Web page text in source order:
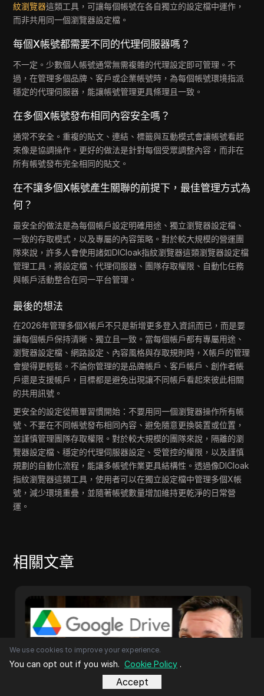
紋瀏覽器這類工具，可讓每個帳號在各自獨立的設定檔中運作，
而非共用同一個瀏覽器設定檔。
每個X帳號都需要不同的代理伺服器嗎？
不一定。少數個人帳號通常無需複雜的代理設定即可管理。不
過，在管理多個品牌、客戶或企業帳號時，為每個帳號環境指派
穩定的代理伺服器，能讓帳號管理更具條理且一致。
在多個X帳號發布相同內容安全嗎？
通常不安全。重複的貼文、連結、標籤與互動模式會讓帳號看起
來像是協調操作。更好的做法是針對每個受眾調整內容，而非在
所有帳號發布完全相同的貼文。
在不讓多個X帳號產生關聯的前提下，最佳管理方式為
何？
最安全的做法是為每個帳戶設定明確用途、獨立瀏覽器設定檔、
一致的存取模式，以及專屬的內容策略。對於較大規模的營運團
隊來說，許多人會使用諸如DICloak指紋瀏覽器這類瀏覽器設定檔
管理工具，將設定檔、代理伺服器、團隊存取權限、自動化任務
與帳戶活動整合在同一平台管理。
最後的想法
在2026年管理多個X帳戶不只是新增更多登入資訊而已，而是要
讓每個帳戶保持清晰、獨立且一致。當每個帳戶都有專屬用途、
瀏覽器設定檔、網路設定、內容風格與存取規則時，X帳戶的管理
會變得更輕鬆。不論你管理的是品牌帳戶、客戶帳戶、創作者帳
戶還是支援帳戶，目標都是避免出現讓不同帳戶看起來彼此相關
的共用訊號。
更安全的設定從簡單習慣開始：不要用同一個瀏覽器操作所有帳
號、不要在不同帳號發布相同內容、避免隨意更換裝置或位置，
並謹慎管理團隊存取權限。對於較大規模的團隊來說，隔離的瀏
覽器設定檔、穩定的代理伺服器設定、受管控的權限，以及謹慎
規劃的自動化流程，能讓多帳號作業更具結構性。透過像DICloak
指紋瀏覽器這類工具，使用者可以在獨立設定檔中管理多個X帳
號，減少環境重疊，並隨著帳號數量增加維持更乾淨的日常營
運。
相關文章
We use cookies to improve your experience.
You can opt out if you wish. Cookie Policy .
Accept